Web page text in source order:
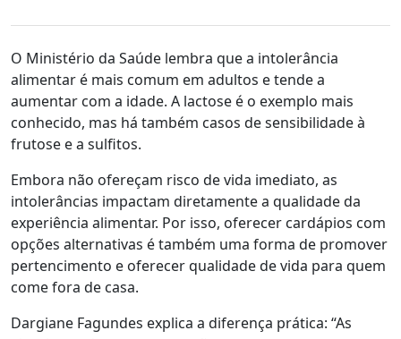
O Ministério da Saúde lembra que a intolerância
alimentar é mais comum em adultos e tende a
aumentar com a idade. A lactose é o exemplo mais
conhecido, mas há também casos de sensibilidade à
frutose e a sulfitos.
Embora não ofereçam risco de vida imediato, as
intolerâncias impactam diretamente a qualidade da
experiência alimentar. Por isso, oferecer cardápios com
opções alternativas é também uma forma de promover
pertencimento e oferecer qualidade de vida para quem
come fora de casa.
Dargiane Fagundes explica a diferença prática: “As